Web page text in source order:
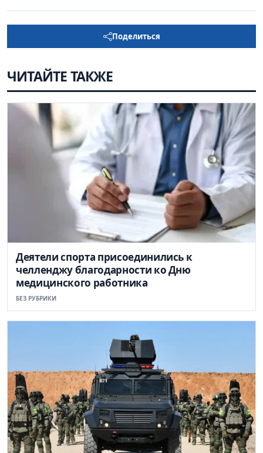
Поделиться
ЧИТАЙТЕ ТАКЖЕ
Деятели спорта присоединились к
челленджу благодарности ко Дню
медицинского работника
БЕЗ РУБРИКИ